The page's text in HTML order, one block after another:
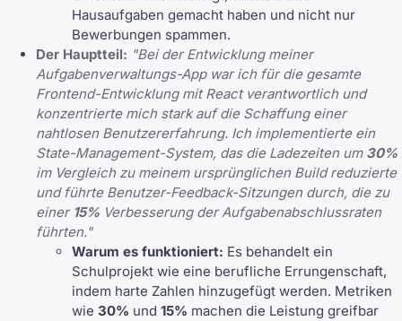
Hausaufgaben gemacht haben und nicht nur
Bewerbungen spammen.
Der Hauptteil: "Bei der Entwicklung meiner
Aufgabenverwaltungs-App war ich für die gesamte
Frontend-Entwicklung mit React verantwortlich und
konzentrierte mich stark auf die Schaffung einer
nahtlosen Benutzererfahrung. Ich implementierte ein
State-Management-System, das die Ladezeiten um 30%
im Vergleich zu meinem ursprünglichen Build reduzierte
und führte Benutzer-Feedback-Sitzungen durch, die zu
einer 15% Verbesserung der Aufgabenabschlussraten
führten."
Warum es funktioniert: Es behandelt ein
Schulprojekt wie eine berufliche Errungenschaft,
indem harte Zahlen hinzugefügt werden. Metriken
wie 30% und 15% machen die Leistung greifbar